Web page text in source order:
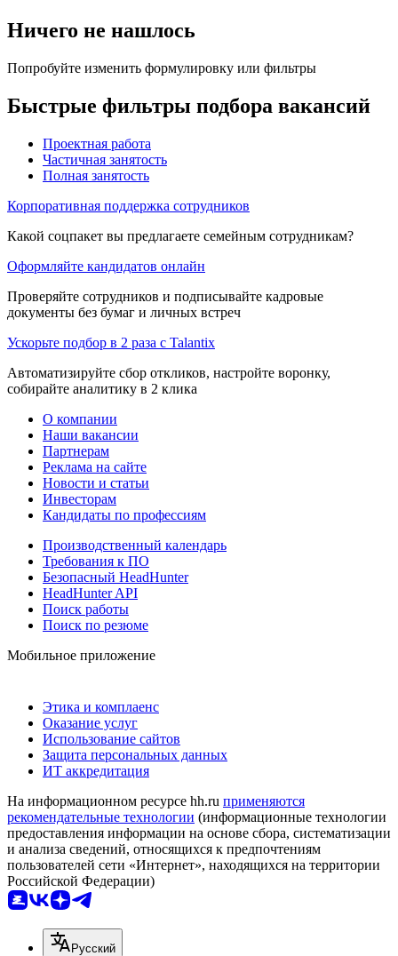
Ничего не нашлось
Попробуйте изменить формулировку или фильтры
Быстрые фильтры подбора вакансий
Проектная работа
Частичная занятость
Полная занятость
Корпоративная поддержка сотрудников
Какой соцпакет вы предлагаете семейным сотрудникам?
Оформляйте кандидатов онлайн
Проверяйте сотрудников и подписывайте кадровые
документы без бумаг и личных встреч
Ускорьте подбор в 2 раза с Talantix
Автоматизируйте сбор откликов, настройте воронку,
собирайте аналитику в 2 клика
О компании
Наши вакансии
Партнерам
Реклама на сайте
Новости и статьи
Инвесторам
Кандидаты по профессиям
Производственный календарь
Требования к ПО
Безопасный HeadHunter
HeadHunter API
Поиск работы
Поиск по резюме
Мобильное приложение
Этика и комплаенс
Оказание услуг
Использование сайтов
Защита персональных данных
ИТ аккредитация
На информационном ресурсе hh.ru применяются
рекомендательные технологии (информационные технологии
предоставления информации на основе сбора, систематизации
и анализа сведений, относящихся к предпочтениям
пользователей сети «Интернет», находящихся на территории
Российской Федерации)
Русский